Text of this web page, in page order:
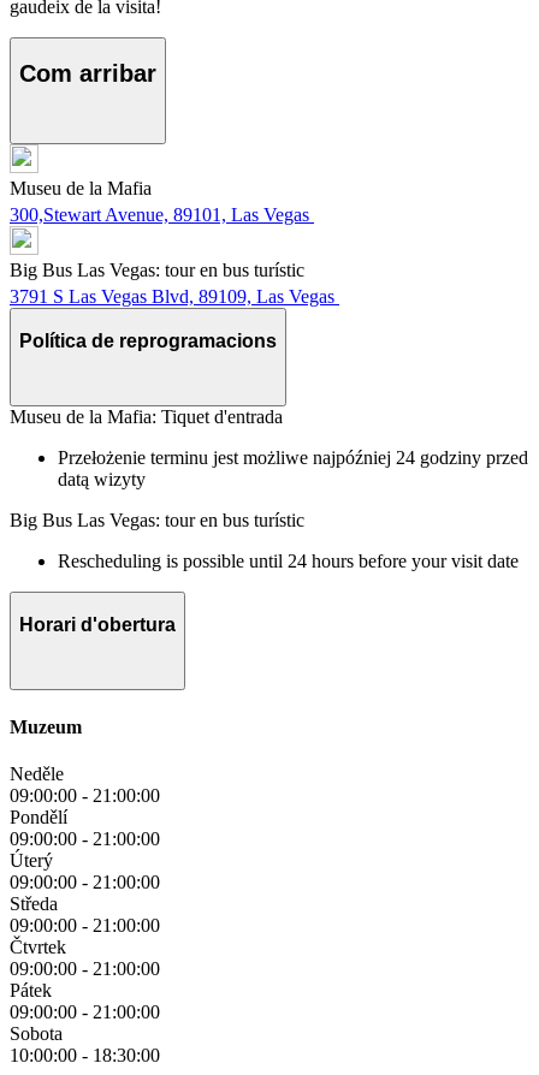
gaudeix de la visita!
Com arribar
Museu de la Mafia
300,Stewart Avenue, 89101, Las Vegas
Big Bus Las Vegas: tour en bus turístic
3791 S Las Vegas Blvd, 89109, Las Vegas
Política de reprogramacions
Museu de la Mafia: Tiquet d'entrada
Przełożenie terminu jest możliwe najpóźniej 24 godziny przed
datą wizyty
Big Bus Las Vegas: tour en bus turístic
Rescheduling is possible until 24 hours before your visit date
Horari d'obertura
Muzeum
Neděle
09:00:00 - 21:00:00
Pondělí
09:00:00 - 21:00:00
Úterý
09:00:00 - 21:00:00
Středa
09:00:00 - 21:00:00
Čtvrtek
09:00:00 - 21:00:00
Pátek
09:00:00 - 21:00:00
Sobota
10:00:00 - 18:30:00